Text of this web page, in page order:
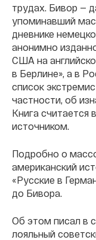
трудах. Бивор —
упоминавший
дневнике
анонимно
США на
в Берлине», а в
список
частности, об
Книга считается
источником.
Подробно о
американский
«Русские в
до Бивора.
Об этом писал в
лояльный